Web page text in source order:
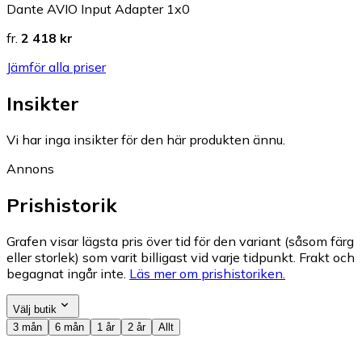
Dante AVIO Input Adapter 1x0
fr. 2 418 kr
Jämför alla priser
Insikter
Vi har inga insikter för den här produkten ännu.
Annons
Prishistorik
Grafen visar lägsta pris över tid för den variant (såsom färg
eller storlek) som varit billigast vid varje tidpunkt. Frakt och
begagnat ingår inte. Läs mer om prishistoriken.
Välj butik
3 mån
6 mån 1 år 2 år Allt